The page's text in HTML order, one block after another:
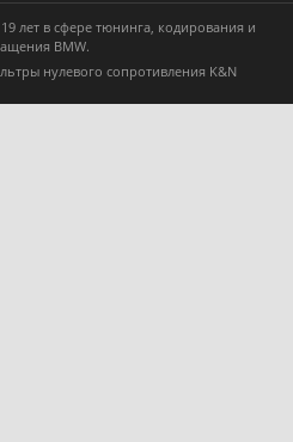
лет в сфере тюнинга, кодирования и
BMW.
нулевого сопротивления K&N